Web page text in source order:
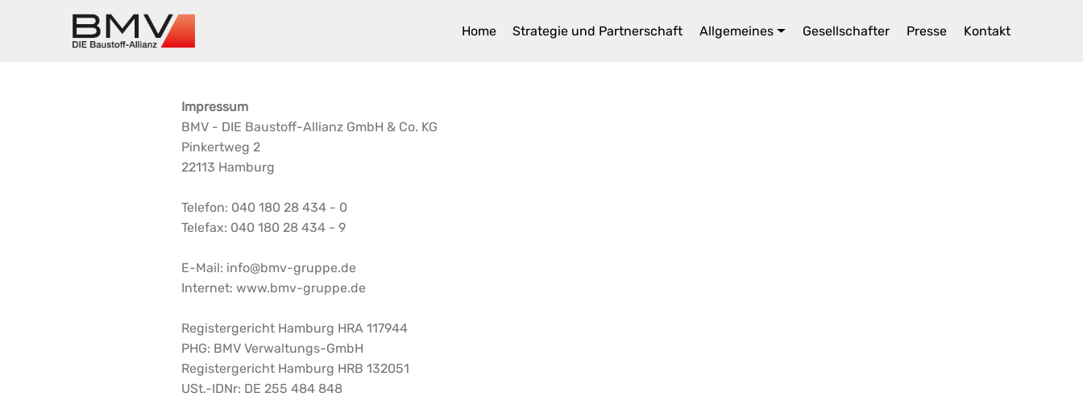
Impressum
BMV - DIE Baustoff-Allianz GmbH & Co. KG
Pinkertweg 2
22113 Hamburg
Telefon: 040 180 28 434 - 0
Telefax: 040 180 28 434 - 9
E-Mail: info@bmv-gruppe.de
Internet: www.bmv-gruppe.de
Registergericht Hamburg HRA 117944
PHG: BMV Verwaltungs-GmbH
Registergericht Hamburg HRB 132051
USt.-IDNr: DE 255 484 848
Home Strategie und Partnerschaft Allgemeines Gesellschafter Presse Kontakt